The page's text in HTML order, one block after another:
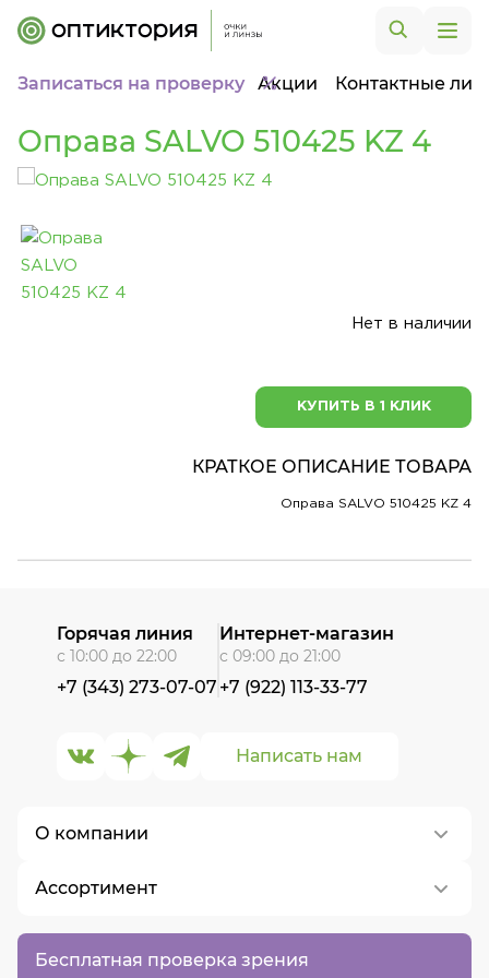
Записаться на проверку Акции Контактные
Оправа SALVO 510425 KZ 4
Нет в наличии
КУПИТЬ В 1 КЛИК
КРАТКОЕ ОПИСАНИЕ ТОВАРА
Оправа SALVO 510425 KZ 4
Бесплатная проверка зрения
О компании
О нас
Контакты
Вакансии
Ассортимент
Написать нам
Горячая линия
с 10:00 до 22:00
+7 (343) 273-07-07
Интернет-магазин
с 09:00 до 21:00
+7 (922) 113-33-77